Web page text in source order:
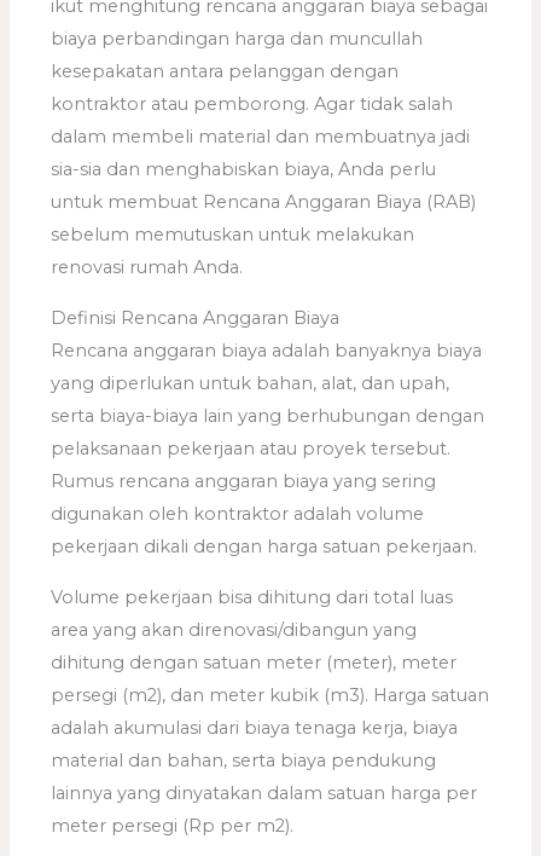
ikut menghitung rencana anggaran biaya sebagai
biaya perbandingan harga dan muncullah
kesepakatan antara pelanggan dengan
kontraktor atau pemborong. Agar tidak salah
dalam membeli material dan membuatnya jadi
sia-sia dan menghabiskan biaya, Anda perlu
untuk membuat Rencana Anggaran Biaya (RAB)
sebelum memutuskan untuk melakukan
renovasi rumah Anda.
Definisi Rencana Anggaran Biaya
Rencana anggaran biaya adalah banyaknya biaya
yang diperlukan untuk bahan, alat, dan upah,
serta biaya-biaya lain yang berhubungan dengan
pelaksanaan pekerjaan atau proyek tersebut.
Rumus rencana anggaran biaya yang sering
digunakan oleh kontraktor adalah volume
pekerjaan dikali dengan harga satuan pekerjaan.
Volume pekerjaan bisa dihitung dari total luas
area yang akan direnovasi/dibangun yang
dihitung dengan satuan meter (meter), meter
persegi (m2), dan meter kubik (m3). Harga satuan
adalah akumulasi dari biaya tenaga kerja, biaya
material dan bahan, serta biaya pendukung
lainnya yang dinyatakan dalam satuan harga per
meter persegi (Rp per m2).